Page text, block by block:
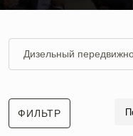
Дизельный
Аренда компрессора
отопления
ФИЛЬТР